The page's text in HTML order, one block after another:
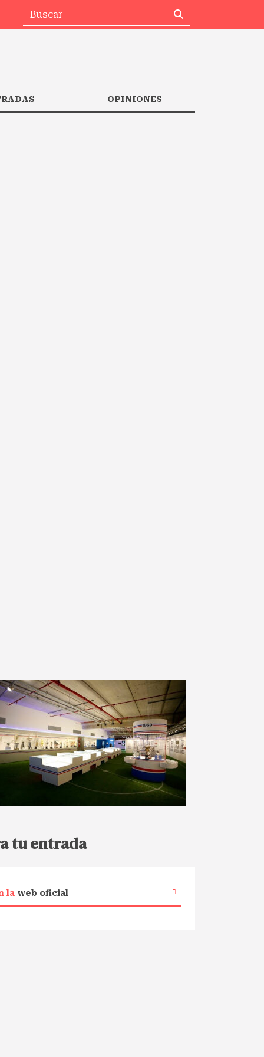
OPINIONES
tu entrada
la web oficial